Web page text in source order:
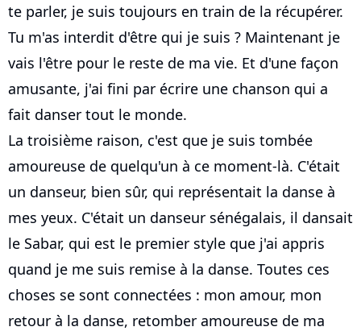
te parler, je suis toujours en train de la récupérer.
Tu m'as interdit d'être qui je suis ? Maintenant je
vais l'être pour le reste de ma vie. Et d'une façon
amusante, j'ai fini par écrire une chanson qui a
fait danser tout le monde.
La troisième raison, c'est que je suis tombée
amoureuse de quelqu'un à ce moment-là. C'était
un danseur, bien sûr, qui représentait la danse à
mes yeux. C'était un danseur sénégalais, il dansait
le Sabar, qui est le premier style que j'ai appris
quand je me suis remise à la danse. Toutes ces
choses se sont connectées : mon amour, mon
retour à la danse, retomber amoureuse de ma